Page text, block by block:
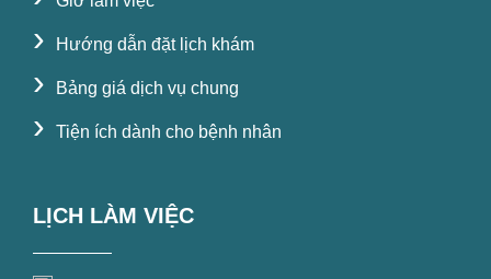
› Hướng dẫn đặt lịch khám
› Bảng giá dịch vụ chung
› Tiện ích dành cho bệnh nhân
LỊCH LÀM VIỆC